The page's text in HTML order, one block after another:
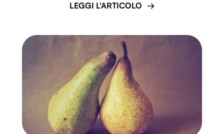
LEGGI L'ARTICOLO